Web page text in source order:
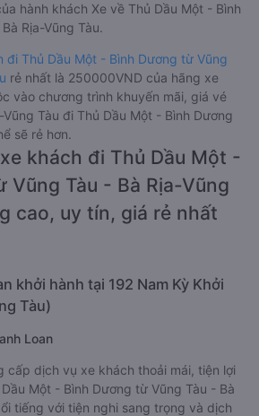
hành khách Xe về Thủ Dầu Một - Bình
Rịa-Vũng Tàu.
đi Thủ Dầu Một - Bình Dương từ Vũng
rẻ nhất là 250000VND của hãng xe
vào chương trình khuyến mãi, giá vé
Vũng Tàu đi Thủ Dầu Một - Bình Dương
sẽ rẻ hơn.
khách đi Thủ Dầu Một -
Vũng Tàu - Bà Rịa-Vũng
cao, uy tín, giá rẻ nhất
khởi hành tại 192 Nam Kỳ Khởi
Tàu)
Loan
cấp dịch vụ xe khách thoải mái, tiện lợi
Một - Bình Dương từ Vũng Tàu - Bà
tiếng với tiện nghi sang trọng và dịch